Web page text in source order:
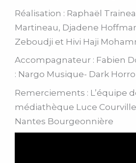
Réalisation : Raphaël
Martineau, Djadene
Zeboudji et Hivi Haji
Accompagnateur : Fabien
: Nargo Musique- Dark
Remerciements : L’équipe
médiathèque Luce
Nantes Bourgeonnière